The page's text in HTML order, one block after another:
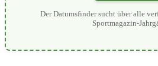
Der Datumsfinder sucht über alle
Sportmagazin-